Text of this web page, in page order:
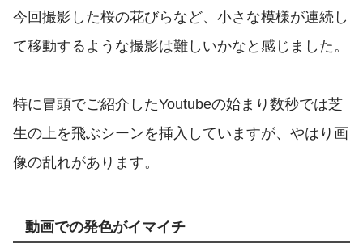
今回撮影した桜の花びらなど、小さな模様が連続し
て移動するような撮影は難しいかなと感じました。
特に冒頭でご紹介したYoutubeの始まり数秒では芝
生の上を飛ぶシーンを挿入していますが、やはり画
像の乱れがあります。
動画での発色がイマイチ